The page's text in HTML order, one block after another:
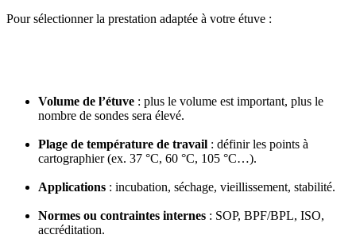
Pour sélectionner la prestation adaptée à votre étuve :
Volume de l’étuve : plus le volume est important, plus le
nombre de sondes sera élevé.
Plage de température de travail : définir les points à
cartographier (ex. 37 °C, 60 °C, 105 °C…).
Applications : incubation, séchage, vieillissement, stabilité.
Normes ou contraintes internes : SOP, BPF/BPL, ISO,
accréditation.